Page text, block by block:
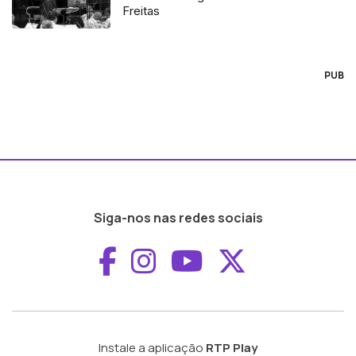
Freitas
PUB
Siga-nos nas redes sociais
Aceder ao
Aceder ao
Aceder ao
Instale a aplicação RTP Play